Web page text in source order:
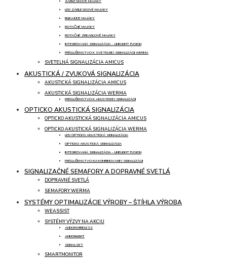
LED ZÁBLESKOVÉ MAJÁKY
BLIKAJÚCE MAJÁKY
ROTAČNÉ MAJÁKY
ROTAČNÉ ZRKADLOVÉ MAJÁKY
INTEGROVANÁ SIGNALIZÁCIA - LINELIGHT FUSION
PRÍSLUŠENSTVO K SVETELNEJ SIGNALIZÁCII WERMA
SVETELNÁ SIGNALIZÁCIA AMICUS
AKUSTICKÁ / ZVUKOVÁ SIGNALIZÁCIA
AKUSTICKÁ SIGNALIZÁCIA AMICUS
AKUSTICKÁ SIGNALIZÁCIA WERMA
PRÍSLUŠENSTVO K AKUSTICKEJ SIGNALIZÁCII
OPTICKO AKUSTICKÁ SIGNALIZÁCIA
OPTICKO AKUSTICKÁ SIGNALIZÁCIA AMICUS
OPTICKO AKUSTICKÁ SIGNALIZÁCIA WERMA
LED OPTICKO AKUSTICKÁ SIGNALIZÁCIA
OPTICKO AKUSTICKÁ SIGNALIZÁCIA
INTEGROVANÁ SIGNALIZÁCIA - LINELIGHT FUSION
PRÍSLUŠENSTVO KU KOMBINOVANEJ SIGNALIZÁCII
SIGNALIZAČNÉ SEMAFORY A DOPRAVNÉ SVETLÁ
DOPRAVNÉ SVETLÁ
SEMAFORY WERMA
SYSTÉMY OPTIMALIZÁCIE VÝROBY – ŠTÍHLA VÝROBA
WEASSIST
SYSTÉMY VÝZVY NA AKCIU
ANDONWIRELESS
ANDONLIGHT
SIGNALSET
SMARTMONITOR